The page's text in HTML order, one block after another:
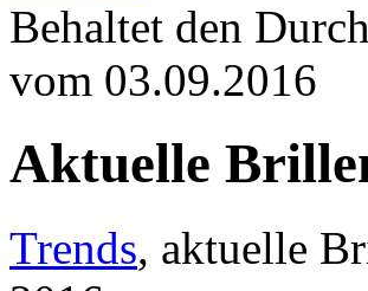
Behaltet den
vom 03.09.2016
Aktuelle
Trends, aktuelle